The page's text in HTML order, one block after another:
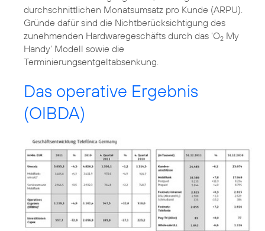
durchschnittlichen Monatsumsatz pro Kunde (ARPU).
Gründe dafür sind die Nichtberücksichtigung des
zunehmenden Hardwaregeschäfts durch das 'O2 My
Handy' Modell sowie die
Terminierungsentgeltabsenkung.
Das operative Ergebnis
(OIBDA)